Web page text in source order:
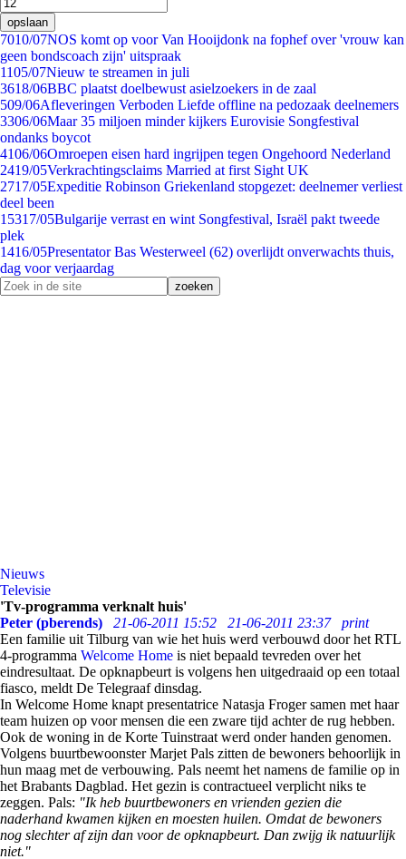
opslaan
7010/07NOS komt op voor Van Hooijdonk na fophef over 'vrouw kan
geen bondscoach zijn' uitspraak
1105/07Nieuw te streamen in juli
3618/06BBC plaatst doelbewust asielzoekers in de zaal
509/06Afleveringen Verboden Liefde offline na pedozaak deelnemers
3306/06Maar 35 miljoen minder kijkers Eurovisie Songfestival
ondanks boycot
4106/06Omroepen eisen hard ingrijpen tegen Ongehoord Nederland
2419/05Verkrachtingsclaims Married at first Sight UK
2717/05Expeditie Robinson Griekenland stopgezet: deelnemer verliest
deel been
15317/05Bulgarije verrast en wint Songfestival, Israël pakt tweede
plek
1416/05Presentator Bas Westerweel (62) overlijdt onverwachts thuis,
dag voor verjaardag
Nieuws
Televisie
'Tv-programma verknalt huis'
Peter (pberends)
21-06-2011 15:52 21-06-2011 23:37
print
Een familie uit Tilburg van wie het huis werd verbouwd door het RTL
4-programma Welcome Home is niet bepaald tevreden over het
eindresultaat. De opknapbeurt is volgens hen uitgedraaid op een totaal
fiasco, meldt De Telegraaf dinsdag.
In Welcome Home knapt presentatrice Natasja Froger samen met haar
team huizen op voor mensen die een zware tijd achter de rug hebben.
Ook de woning in de Korte Tuinstraat werd onder handen genomen.
Volgens buurtbewoonster Marjet Pals zitten de bewoners behoorlijk in
hun maag met de verbouwing. Pals neemt het namens de familie op in
het Brabants Dagblad. Het gezin is contractueel verplicht niks te
zeggen. Pals: "Ik heb buurtbewoners en vrienden gezien die
naderhand kwamen kijken en moesten huilen. Omdat de bewoners
nog slechter af zijn dan voor de opknapbeurt. Dan zwijg ik natuurlijk
niet."